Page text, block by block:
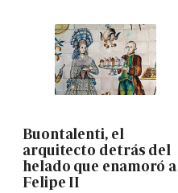
Buontalenti, el
arquitecto detrás del
helado que enamoró a
Felipe II